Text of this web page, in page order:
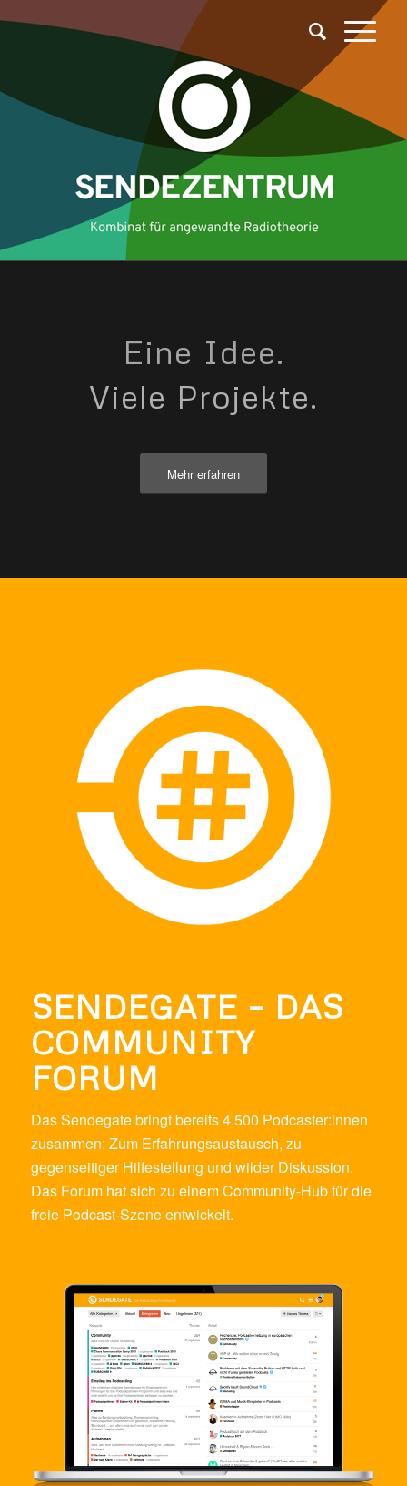
Eine Idee.
Viele Projekte.
Mehr erfahren
SENDEGATE – DAS
COMMUNITY
FORUM
Das Sendegate bringt bereits 4.500 Podcaster:innen
zusammen: Zum Erfahrungsaustausch, zu
gegenseitiger Hilfestellung und wilder Diskussion.
Das Forum hat sich zu einem Community-Hub für die
freie Podcast-Szene entwickelt.